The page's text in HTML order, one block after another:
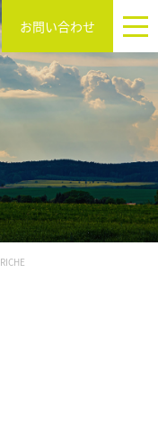
お問い合わせ
RICHE